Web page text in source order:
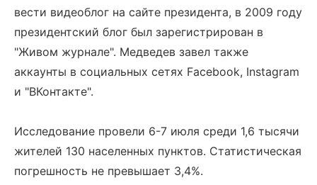
вести видеоблог на сайте президента, в 2009 году
президентский блог был зарегистрирован в
"Живом журнале". Медведев завел также
аккаунты в социальных сетях Facebook, Instagram
и "ВКонтакте".
Исследование провели 6-7 июля среди 1,6 тысячи
жителей 130 населенных пунктов. Статистическая
погрешность не превышает 3,4%.